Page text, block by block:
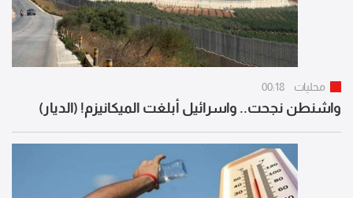
محليات 00:18
واشنطن نجحت.. واسرائيل أبلغت الميكانيزم! (الديار)